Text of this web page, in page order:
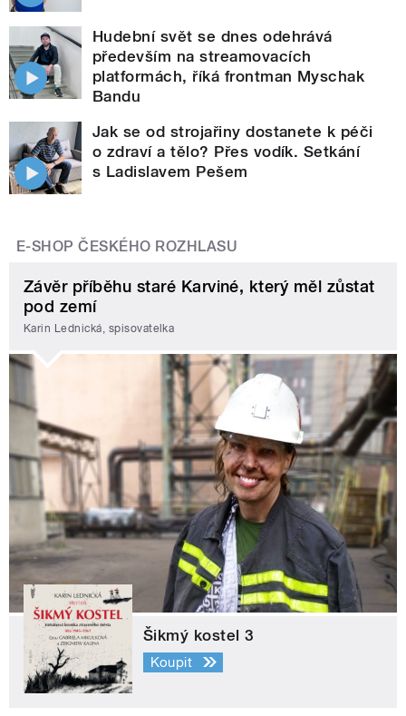
Hudební svět se dnes odehrává
především na streamovacích
platformách, říká frontman Myschak
Bandu
Jak se od strojařiny dostanete k péči
o zdraví a tělo? Přes vodík. Setkání
s Ladislavem Pešem
E-SHOP ČESKÉHO ROZHLASU
Závěr příběhu staré Karviné, který měl zůstat
pod zemí
Karin Lednická, spisovatelka
Šikmý kostel 3
Koupit